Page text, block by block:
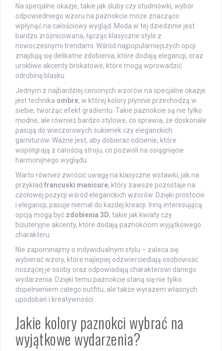
Na specjalne okazje, takie jak śluby czy studniówki, wybór
odpowiedniego wzoru na paznokcie może znacząco
wpłynąć na całościowy wygląd. Moda w tej dziedzinie jest
bardzo zróżnicowana, łącząc klasyczne style z
nowoczesnymi trendami. Wśród najpopularniejszych opcji
znajdują się delikatne zdobienia, które dodają elegancji, oraz
urokliwe akcenty brokatowe, które mogą wprowadzić
odrobinę blasku.
Jednym z najbardziej cenionych wzorów na specjalne okazje
jest technika ombre, w której kolory płynnie przechodzą w
siebie, tworząc efekt gradientu. Takie paznokcie są nie tylko
modne, ale również bardzo stylowe, co sprawia, że doskonale
pasują do wieczorowych sukienek czy eleganckich
garniturów. Ważne jest, aby dobierać odcienie, które
współgrają z całością stroju, co pozwoli na osiągnięcie
harmonijnego wyglądu.
Warto również zwrócić uwagę na klasyczne wstawki, jak na
przykład francuski manicure, który zawsze pozostaje na
czołowej pozycji wśród eleganckich wzorów. Dzięki prostocie
i elegancji, pasuje niemal do każdej kreacji. Inną interesującą
opcją mogą być zdobienia 3D, takie jak kwiaty czy
biżuteryjne akcenty, które dodają paznokciom wyjątkowego
charakteru.
Nie zapominajmy o indywidualnym stylu – zaleca się
wybierać wzory, które najlepiej odzwierciedlają osobowość
noszącej je osoby oraz odpowiadają charakterowi danego
wydarzenia. Dzięki temu paznokcie staną się nie tylko
dopełnieniem całego outfitu, ale także wyrazem własnych
upodobań i kreatywności.
Jakie kolory paznokci wybrać na
wyjątkowe wydarzenia?